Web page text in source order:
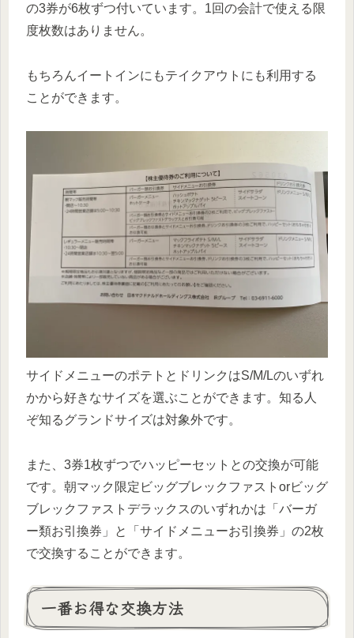
の3券が6枚ずつ付いています。1回の会計で使える限
度枚数はありません。
もちろんイートインにもテイクアウトにも利用する
ことができます。
サイドメニューのポテトとドリンクはS/M/Lのいずれ
かから好きなサイズを選ぶことができます。知る人
ぞ知るグランドサイズは対象外です。
また、3券1枚ずつでハッピーセットとの交換が可能
です。朝マック限定ビッグブレックファストorビッグ
ブレックファストデラックスのいずれかは「バーガ
ー類お引換券」と「サイドメニューお引換券」の2枚
で交換することができます。
一番お得な交換方法